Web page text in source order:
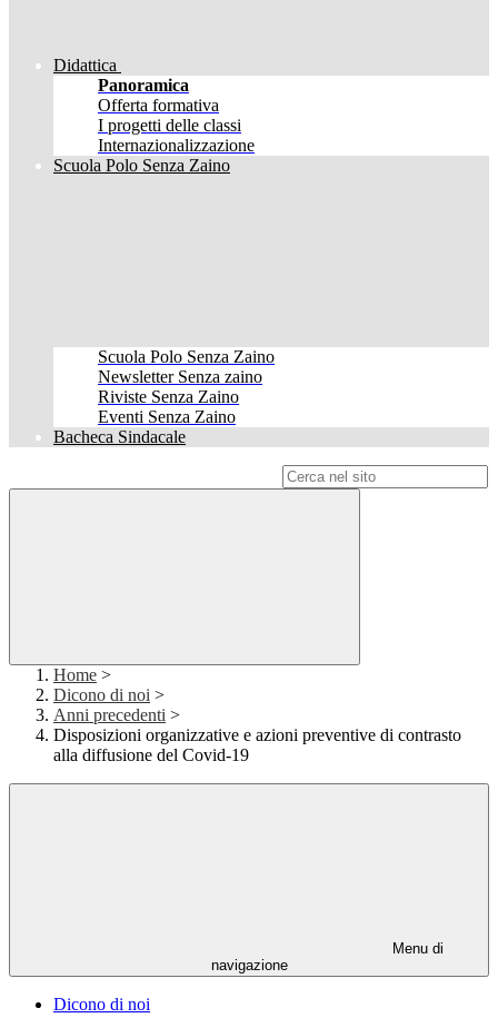
Didattica
Panoramica
Offerta formativa
I progetti delle classi
Internazionalizzazione
Scuola Polo Senza Zaino
Scuola Polo Senza Zaino
Newsletter Senza zaino
Riviste Senza Zaino
Eventi Senza Zaino
Bacheca Sindacale
Home >
Dicono di noi >
Anni precedenti >
Disposizioni organizzative e azioni preventive di contrasto
alla diffusione del Covid-19
Menu di
navigazione
Dicono di noi